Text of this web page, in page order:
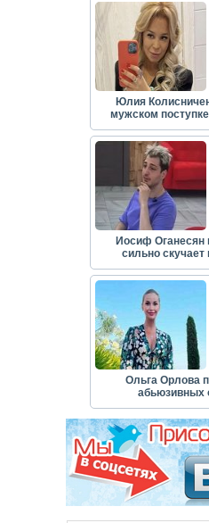
Юлия
мужском
Иосиф Оганесян
сильно
Ольга Орлова
абьюзивных